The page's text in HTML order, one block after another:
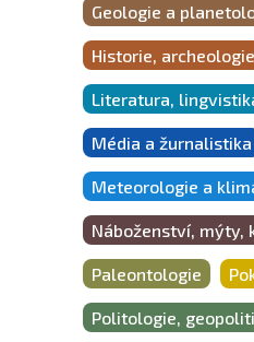
Geologie a
Historie, archeologie
Literatura,
Média a žurnalistika
Meteorologie a
Náboženství, mýty,
Paleontologie
Politologie,